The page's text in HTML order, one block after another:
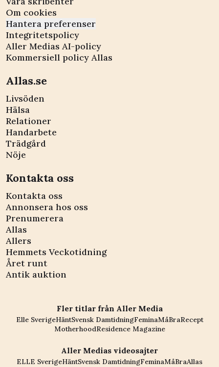
Om cookies
Hantera preferenser
Integritetspolicy
Aller Medias AI-policy
Kommersiell policy Allas
Allas.se
Livsöden
Hälsa
Relationer
Handarbete
Trädgård
Nöje
Kontakta oss
Kontakta oss
Annonsera hos oss
Prenumerera
Allas
Allers
Hemmets Veckotidning
Året runt
Antik auktion
Fler titlar från Aller Media
Elle SverigeHäntSvensk DamtidningFeminaMåBraRecept
MotherhoodResidence Magazine
Aller Medias videosajter
ELLE SverigeHäntSvensk DamtidningFeminaMåBraAllas